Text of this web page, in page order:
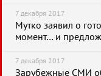
7 декабря 2017
Мутко заявил о
момент… и
7 декабря 2017
Зарубежные СМИ